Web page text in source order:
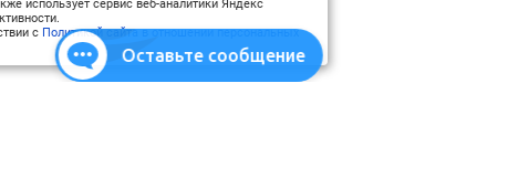
использует сервис веб-аналитики Яндекс
с Политикой сайта в отношении персональных
Оставьте сообщение